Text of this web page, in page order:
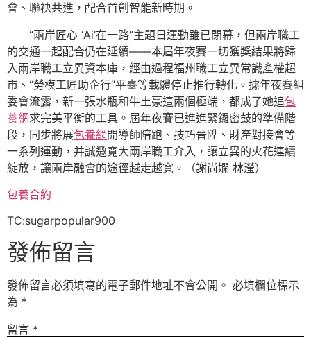
會、聯袂共進，配合首創智能新時期。
“兩岸匠心 ‘Ai’在一路”主題日運動雖已閉幕，但兩岸職工
的交通一起配合仍在延續——本屆年夜賽一切獲獎結果將歸
入兩岸職工立異資本庫，經由過程福州職工立異常識產權超
市、“勞模工匠助企行”平臺等載體停止推行轉化。據年夜賽組
委會流露，新一張水瓶和牛土豪這兩個極端，都成了她追包
養網求完美平衡的工具。屆年夜賽已進進緊鑼密鼓的準備階
段，同步將展包養網開導師陪跑、技巧晉陞、財產對接會等
一系列運動，并誠邀寬大兩岸職工介入，讓立異的火花連續
綻放，讓兩岸融會的途徑越走越寬。（謝尚嫻 林瀅）
包養合約
TC:sugarpopular900
發佈留言
發佈留言必須填寫的電子郵件地址不會公開。 必填欄位標示
為 *
留言 *